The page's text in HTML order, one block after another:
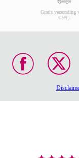
Gratis verzending
€ 99,-